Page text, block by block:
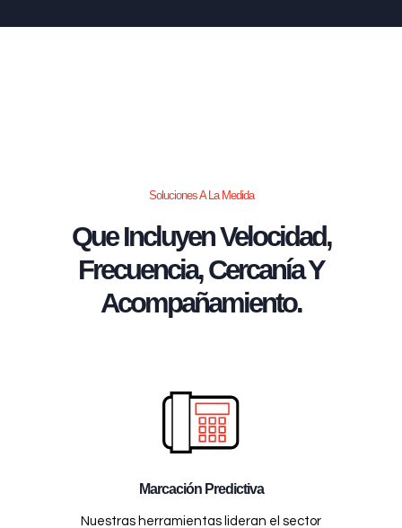
Soluciones A La Medida
Que Incluyen Velocidad,
Frecuencia, Cercanía Y
Acompañamiento.
Marcación Predictiva
Nuestras herramientas lideran el sector